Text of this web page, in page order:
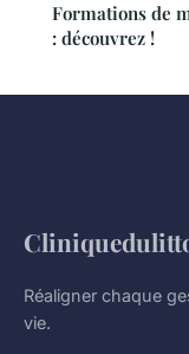
Formations de
: découvrez !
Réaligner chaque
vie.